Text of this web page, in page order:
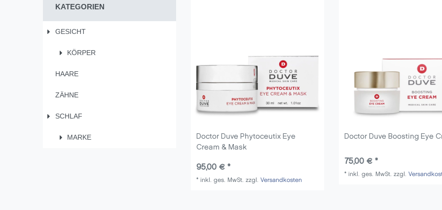
KATEGORIEN
GESICHT
KÖRPER
HAARE
ZÄHNE
SCHLAF
MARKE
Doctor Duve Phytoceutix Eye
Cream & Mask
95,00 € *
* inkl. ges. MwSt. zzgl.Versandkosten
Doctor Duve Boosting Eye
75,00 € *
* inkl. ges. MwSt. zzgl.